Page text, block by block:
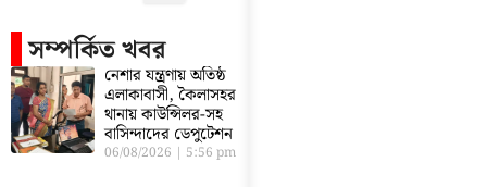
সম্পর্কিত খবর
নেশার যন্ত্রণায় অতিষ্ঠ
এলাকাবাসী, কৈলাসহর
থানায় কাউন্সিলর-সহ
বাসিন্দাদের ডেপুটেশন
06/08/2026 5:56 pm